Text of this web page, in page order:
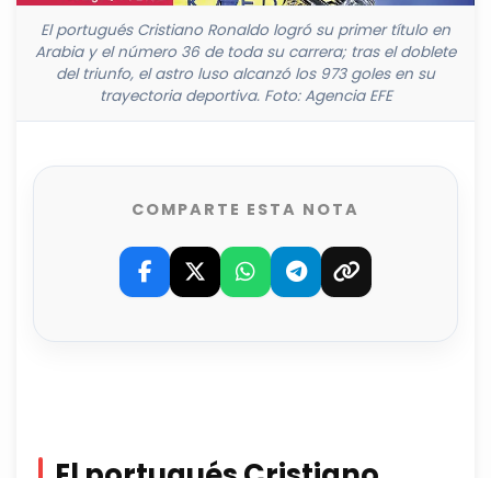
El portugués Cristiano Ronaldo logró su primer título en
Arabia y el número 36 de toda su carrera; tras el doblete
del triunfo, el astro luso alcanzó los 973 goles en su
trayectoria deportiva. Foto: Agencia EFE
COMPARTE ESTA NOTA